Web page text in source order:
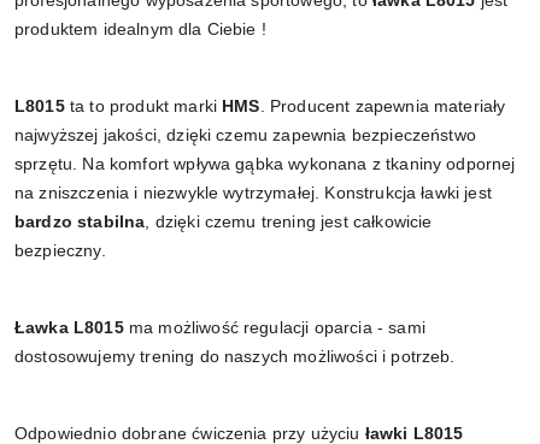
produktem idealnym dla Ciebie !
L8015 ta to produkt marki HMS . Producent zapewnia materiały
najwyższej jakości, dzięki czemu zapewnia bezpieczeństwo
sprzętu. Na komfort wpływa gąbka wykonana z tkaniny odpornej
na zniszczenia i niezwykle wytrzymałej. Konstrukcja ławki jest
bardzo stabilna , dzięki czemu trening jest całkowicie
bezpieczny.
Ławka L8015ma możliwość regulacji oparcia - sami
dostosowujemy trening do naszych możliwości i potrzeb.
Odpowiednio dobrane ćwiczenia przy użyciu ławki L8015